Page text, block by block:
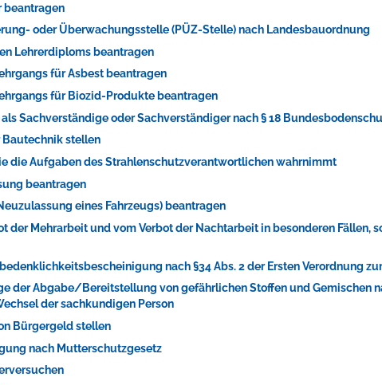
Meer im Wellenbecken oder doch lieber die pure
beantragen
oder Überwachungsstelle (PÜZ-Stelle) nach Landesbauordnung
Lehrerdiploms beantragen
für Asbest beantragen
für Biozid-Produkte beantragen
Sachverständige oder Sachverständiger nach § 18
Bautechnik stellen
die Aufgaben des Strahlenschutzverantwortlichen wahrnimmt
beantragen
eines Fahrzeugs) beantragen
der Mehrarbeit und vom Verbot der Nachtarbeit in besonderen Fällen,
nach §34 Abs. 2 der Ersten Verordnung
der Abgabe/Bereitstellung von gefährlichen Stoffen und Gemischen
der sachkundigen Person
Bürgergeld stellen
nach Mutterschutzgesetz